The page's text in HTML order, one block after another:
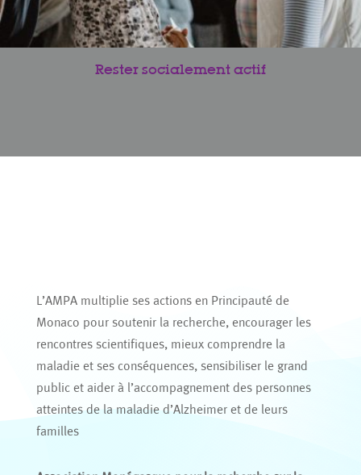
Rester socialement actif
L’AMPA multiplie ses actions en Principauté de
Monaco pour soutenir la recherche, encourager les
rencontres scientifiques, mieux comprendre la
maladie et ses conséquences, sensibiliser le grand
public et aider à l’accompagnement des personnes
atteintes de la maladie d’Alzheimer et de leurs
familles